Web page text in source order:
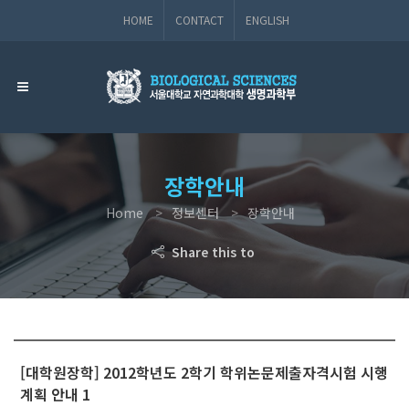
HOME CONTACT ENGLISH
장학안내
Home 정보센터 장학안내
Share this to
[대학원장학] 2012학년도 2학기 학위논문제출자격시험 시행
계획 안내 1